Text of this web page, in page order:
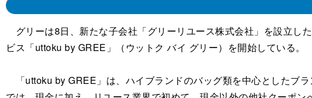
グリーは8日、新たな子会社「グリーリユース株式会社」を設立し
ビス「uttoku by GREE」（ウットク バイ グリー）を開始している。
「uttoku by GREE」は、ハイブランドのバッグ類を中心としたブ